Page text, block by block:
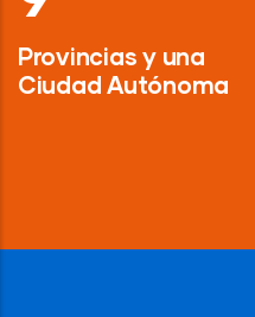
Provincias y una
Ciudad Autónoma